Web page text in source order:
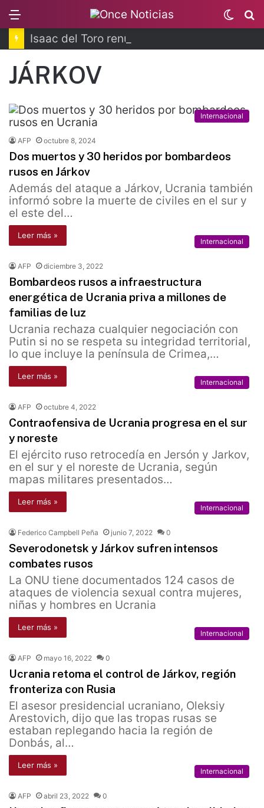
Isaac del Toro renueva contrato
Switch
skin
JÁRKOV
Internacional
AFP octubre 8, 2024
Dos muertos y 30 heridos por bombardeos
rusos en Járkov
Además del ataque a Járkov, Ucrania también
informó sobre la muerte de civiles en el sur y
el este del…
Leer más »
Internacional
AFP diciembre 3, 2022
Bombardeos rusos a infraestructura
energética de Ucrania priva a millones de
familias de luz
Ucrania rechaza cualquier negociación con
Putin si no se respeta su integridad territorial,
lo que incluye la península de Crimea,…
Leer más »
Internacional
AFP octubre 4, 2022
Contraofensiva de Ucrania progresa en el sur
y noreste
El ejército ruso retrocedía en Jersón y Jarkov,
en el sur y el noreste de Ucrania, según
mapas militares presentados…
Leer más »
Internacional
Federico Campbell Peña junio 7, 2022 0
Severodonetsk y Járkov sufren intensos
combates rusos
La ONU tiene documentados 124 casos de
ataques de violencia sexual contra mujeres,
niñas y hombres en Ucrania
Leer más »
Internacional
AFP mayo 16, 2022 0
Ucrania retoma el control de Járkov, región
fronteriza con Rusia
El asesor presidencial ucraniano, Oleksiy
Arestovich, dijo que las tropas rusas se
estaban replegando hacia la región de
Donbás, al…
Leer más »
Internacional
AFP abril 23, 2022 0